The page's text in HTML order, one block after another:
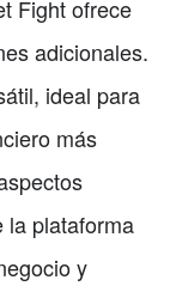
Fight ofrece
adicionales.
ideal para
más
la plataforma
y